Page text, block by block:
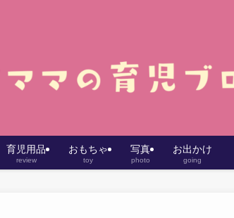
育児用品
review
おもちゃ
toy
写真
photo
お出かけ
going